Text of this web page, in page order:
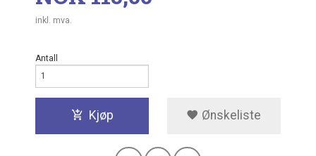
inkl. mva.
Antall
Kjøp Ønskeliste